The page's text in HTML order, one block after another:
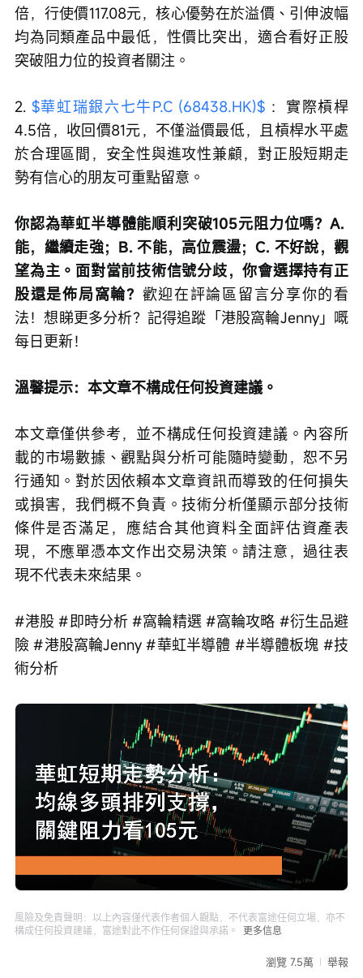
倍，行使價117.08元，核心優勢在於溢價、引伸波幅
均為同類產品中最低，性價比突出，適合看好正股
突破阻力位的投資者關注。
2. $華虹瑞銀六七牛P.C (68438.HK)$ ：實際槓桿
4.5倍，收回價81元，不僅溢價最低，且槓桿水平處
於合理區間，安全性與進攻性兼顧，對正股短期走
勢有信心的朋友可重點留意。
你認為華虹半導體能順利突破105元阻力位嗎？A.
能，繼續走強；B. 不能，高位震盪；C. 不好說，觀
望為主。面對當前技術信號分歧，你會選擇持有正
股還是佈局窩輪？ 歡迎在評論區留言分享你的看
法！想睇更多分析？記得追蹤「港股窩輪Jenny」嘅
每日更新！
溫馨提示：本文章不構成任何投資建議。
本文章僅供參考，並不構成任何投資建議。內容所
載的市場數據、觀點與分析可能隨時變動，恕不另
行通知。對於因依賴本文章資訊而導致的任何損失
或損害，我們概不負責。技術分析僅顯示部分技術
條件是否滿足，應結合其他資料全面評估資產表
現，不應單憑本文作出交易決策。請注意，過往表
現不代表未來結果。
#港股 #即時分析 #窩輪精選 #窩輪攻略 #衍生品避
險 #港股窩輪Jenny #華虹半導體 #半導體板塊 #技
術分析
消 /
0%
0%
播
放
度
風險及免責聲明：以上內容僅代表作者個人觀點，不代表富途任何立場，亦不
構成任何投資建議，富途對此不作任何保證與承諾。
更多信息
瀏覽 7.5萬 舉報